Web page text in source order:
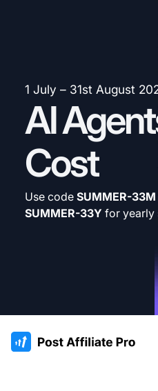
1 July – 31st August
AI
Cost
Use code SUMMER-33M
SUMMER-33Y for yearly
:site.title